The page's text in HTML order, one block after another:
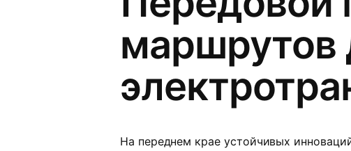
маршрутов
На переднем крае устойчивых